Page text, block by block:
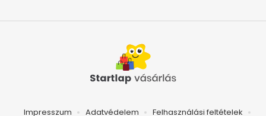
Impresszum Adatvédelem Felhasználási feltételek